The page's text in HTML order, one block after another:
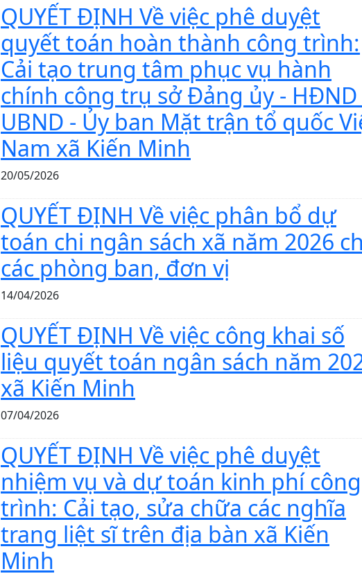
QUYẾT ĐỊNH Về việc phê duyệt
quyết toán hoàn thành công trình:
Cải tạo trung tâm phục vụ hành
chính công trụ sở Đảng ủy - HĐND
UBND - Ủy ban Mặt trận tổ quốc
Nam xã Kiến Minh
20/05/2026
QUYẾT ĐỊNH Về việc phân bổ dự
toán chi ngân sách xã năm 2026
các phòng ban, đơn vị
14/04/2026
QUYẾT ĐỊNH Về việc công khai số
liệu quyết toán ngân sách năm
xã Kiến Minh
07/04/2026
QUYẾT ĐỊNH Về việc phê duyệt
nhiệm vụ và dự toán kinh phí công
trình: Cải tạo, sửa chữa các nghĩa
trang liệt sĩ trên địa bàn xã Kiến
Minh